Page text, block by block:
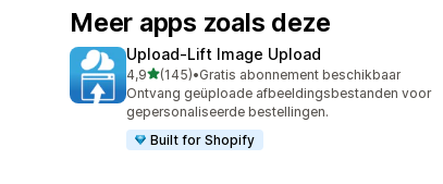
Meer apps zoals deze
Upload‑Lift Image Upload
4,9van 5 sterren
(145)
145 recensies in totaal
•Gratis abonnement beschikbaar
Ontvang geüploade afbeeldingsbestanden voor
gepersonaliseerde bestellingen.
Built for Shopify